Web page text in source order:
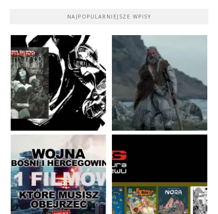
NAJPOPULARNIEJSZE WPISY